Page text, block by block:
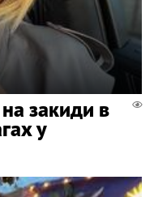
на закиди в
у